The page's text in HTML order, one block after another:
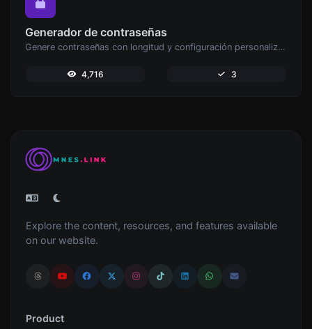
Generador de contraseñas
Genere contraseñas con longitud y configuración personalizadas.
4,716 3
Explore the content, resources, and features available
on our website.
Product